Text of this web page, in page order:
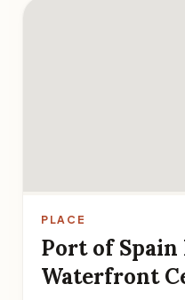
PLACE
Port of
Waterfront